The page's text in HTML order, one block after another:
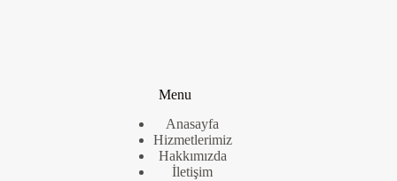
Menu
Anasayfa
Hizmetlerimiz
Hakkımızda
İletişim